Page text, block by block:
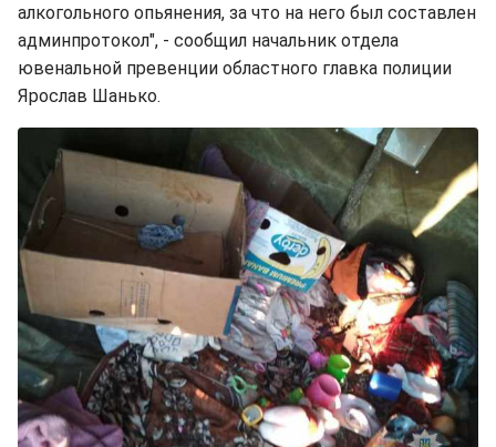
алкогольного опьянения, за что на него был составлен
админпротокол", - сообщил начальник отдела
ювенальной превенции областного главка полиции
Ярослав Шанько.